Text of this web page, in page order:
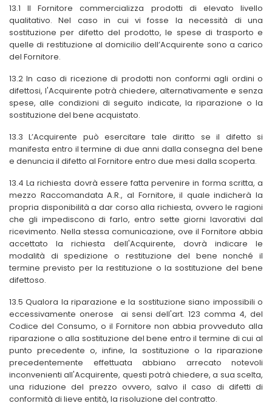
13.1 Il Fornitore commercializza prodotti di elevato livello
qualitativo. Nel caso in cui vi fosse la necessità di una
sostituzione per difetto del prodotto, le spese di trasporto e
quelle di restituzione al domicilio dell’Acquirente sono a carico
del Fornitore.
13.2 In caso di ricezione di prodotti non conformi agli ordini o
difettosi, l'Acquirente potrà chiedere, alternativamente e senza
spese, alle condizioni di seguito indicate, la riparazione o la
sostituzione del bene acquistato.
13.3 L’Acquirente può esercitare tale diritto se il difetto si
manifesta entro il termine di due anni dalla consegna del bene
e denuncia il difetto al Fornitore entro due mesi dalla scoperta.
13.4 La richiesta dovrà essere fatta pervenire in forma scritta, a
mezzo Raccomandata A.R., al Fornitore, il quale indicherà la
propria disponibilità a dar corso alla richiesta, ovvero le ragioni
che gli impediscono di farlo, entro sette giorni lavorativi dal
ricevimento. Nella stessa comunicazione, ove il Fornitore abbia
accettato la richiesta dell'Acquirente, dovrà indicare le
modalità di spedizione o restituzione del bene nonché il
termine previsto per la restituzione o la sostituzione del bene
difettoso.
13.5 Qualora la riparazione e la sostituzione siano impossibili o
eccessivamente onerose ai sensi dell'art. 123 comma 4, del
Codice del Consumo, o il Fornitore non abbia provveduto alla
riparazione o alla sostituzione del bene entro il termine di cui al
punto precedente o, infine, la sostituzione o la riparazione
precedentemente effettuata abbiano arrecato notevoli
inconvenienti all'Acquirente, questi potrà chiedere, a sua scelta,
una riduzione del prezzo ovvero, salvo il caso di difetti di
conformità di lieve entità, la risoluzione del contratto.